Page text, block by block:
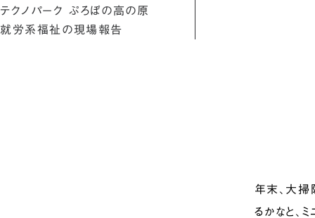
テクノパーク ぷろぼの高の原
就労系福祉の現場報告
年末、大掃
るかなと、